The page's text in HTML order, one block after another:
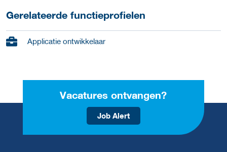
Gerelateerde functieprofielen
Applicatie ontwikkelaar
Vacatures ontvangen?
Job Alert